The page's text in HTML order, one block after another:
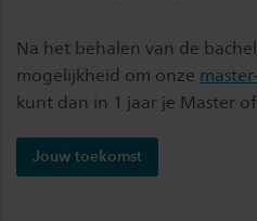
Na het behalen van de
mogelijkheid om onze
kunt dan in 1 jaar je Master
Jouw toekomst